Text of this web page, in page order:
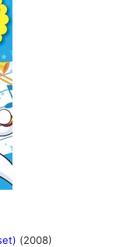
(2008)